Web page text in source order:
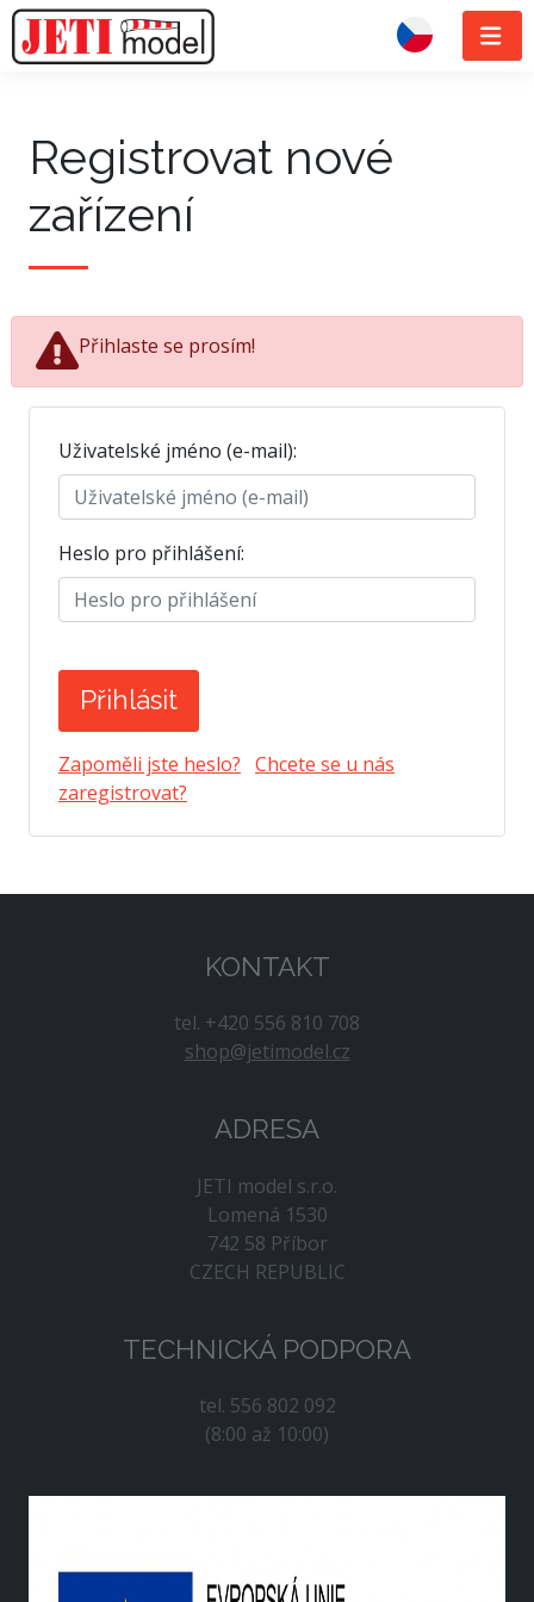
Registrovat nové
zařízení
Přihlaste se prosím!
Uživatelské jméno (e-mail):
Heslo pro přihlášení:
Zapoměli jste heslo? Chcete se u nás
zaregistrovat?
KONTAKT
tel. +420 556 810 708
shop@jetimodel.cz
ADRESA
JETI model s.r.o.
Lomená 1530
742 58 Příbor
CZECH REPUBLIC
TECHNICKÁ PODPORA
tel. 556 802 092
(8:00 až 10:00)